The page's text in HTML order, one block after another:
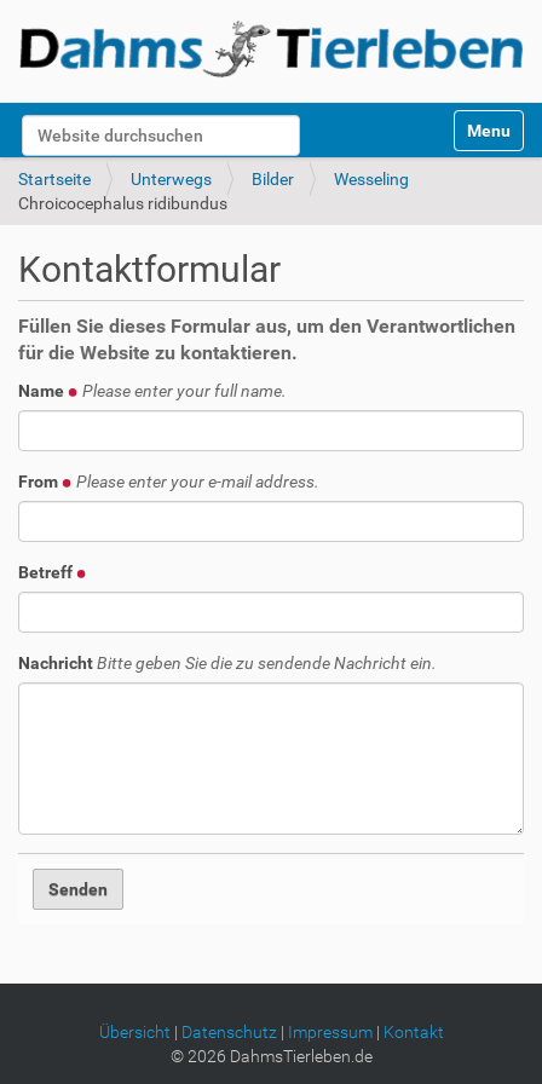
Website durchsuchen
k
Toggle
Startseite Unterwegs Bilder
Wesseling
Chroicocephalus ridibundus
Kontaktformular
Füllen Sie dieses Formular aus, um den Verantwortlichen
für die Website zu kontaktieren.
Name Please enter your full name.
From Please enter your e-mail address.
Betreff
NachrichtBitte geben Sie die zu sendende Nachricht ein.
Übersicht | Datenschutz| Impressum| Kontakt
©2026 DahmsTierleben.de